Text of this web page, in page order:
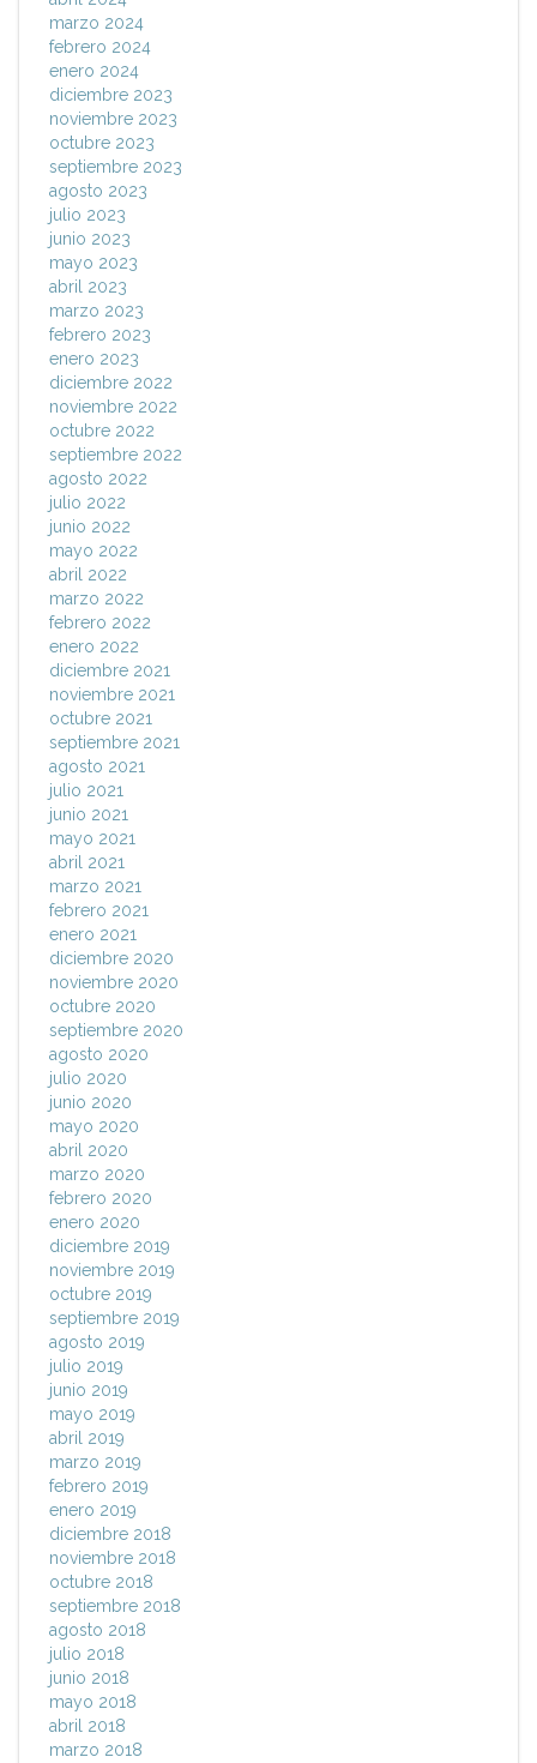
marzo 2024
febrero 2024
enero 2024
diciembre 2023
noviembre 2023
octubre 2023
septiembre 2023
agosto 2023
julio 2023
junio 2023
mayo 2023
abril 2023
marzo 2023
febrero 2023
enero 2023
diciembre 2022
noviembre 2022
octubre 2022
septiembre 2022
agosto 2022
julio 2022
junio 2022
mayo 2022
abril 2022
marzo 2022
febrero 2022
enero 2022
diciembre 2021
noviembre 2021
octubre 2021
septiembre 2021
agosto 2021
julio 2021
junio 2021
mayo 2021
abril 2021
marzo 2021
febrero 2021
enero 2021
diciembre 2020
noviembre 2020
octubre 2020
septiembre 2020
agosto 2020
julio 2020
junio 2020
mayo 2020
abril 2020
marzo 2020
febrero 2020
enero 2020
diciembre 2019
noviembre 2019
octubre 2019
septiembre 2019
agosto 2019
julio 2019
junio 2019
mayo 2019
abril 2019
marzo 2019
febrero 2019
enero 2019
diciembre 2018
noviembre 2018
octubre 2018
septiembre 2018
agosto 2018
julio 2018
junio 2018
mayo 2018
abril 2018
marzo 2018